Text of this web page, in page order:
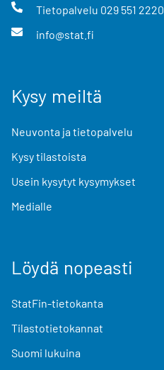
Tietopalvelu 029 551 2220
info@stat.fi
Kysy meiltä
Neuvonta ja tietopalvelu
Kysy tilastoista
Usein kysytyt kysymykset
Medialle
Löydä nopeasti
StatFin-tietokanta
Tilastotietokannat
Suomi lukuina